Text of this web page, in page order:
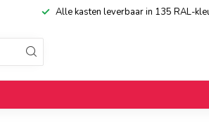
Alle kasten leverbaar in 135 RAL-